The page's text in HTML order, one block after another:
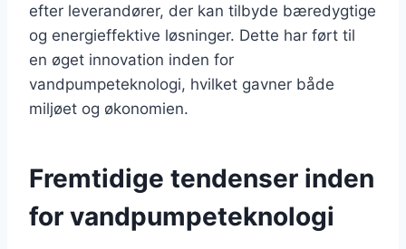
efter leverandører, der kan tilbyde bæredygtige
og energieffektive løsninger. Dette har ført til
en øget innovation inden for
vandpumpeteknologi, hvilket gavner både
miljøet og økonomien.
Fremtidige tendenser inden
for vandpumpeteknologi